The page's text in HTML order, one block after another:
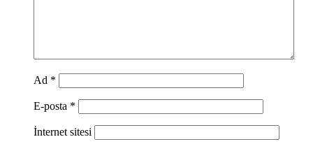
Ad *
E-posta *
İnternet sitesi